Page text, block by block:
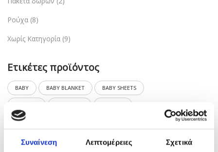
Συναίνεση Λεπτομέρειες Σχετικά
Ρούχα (8)
Χωρίς Κατηγορία (9)
Ετικέτες προϊόντος
BABY BABY BLANKET BABY SHEETS
DOUBLE GAUZE
PILLOW CASE PONCHO